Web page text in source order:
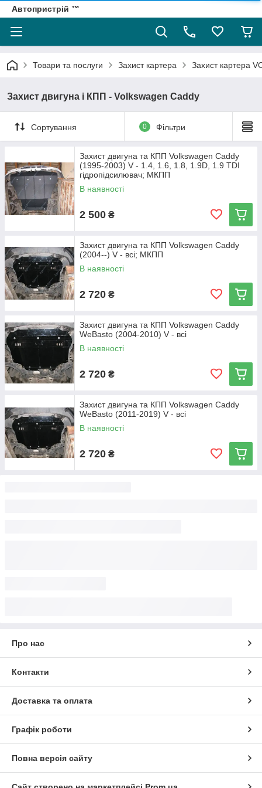
Автопристрій ™
Товари та послуги Захист картера Захист картера
Захист двигуна і КПП - Volkswagen Caddy
Сортування 0 Фільтри
Захист двигуна та КПП Volkswagen Caddy
(1995-2003) V - 1.4, 1.6, 1.8, 1.9D, 1.9 TDI
гідропідсилювач; МКПП
В наявності
2 500 ₴
Захист двигуна та КПП Volkswagen Caddy
(2004--) V - всі; МКПП
В наявності
2 720 ₴
Захист двигуна та КПП Volkswagen Caddy
WeBasto (2004-2010) V - всі
В наявності
2 720 ₴
Захист двигуна та КПП Volkswagen Caddy
WeBasto (2011-2019) V - всі
В наявності
2 720 ₴
Про нас
Контакти
Доставка та оплата
Графік роботи
Повна версія сайту